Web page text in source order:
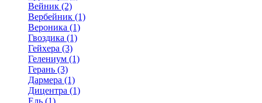
Вейник (2)
Вербейник (1)
Вероника (1)
Гвоздика (1)
Гейхера (3)
Гелениум (1)
Герань (3)
Дармера (1)
Дицентра (1)
Ель (1)